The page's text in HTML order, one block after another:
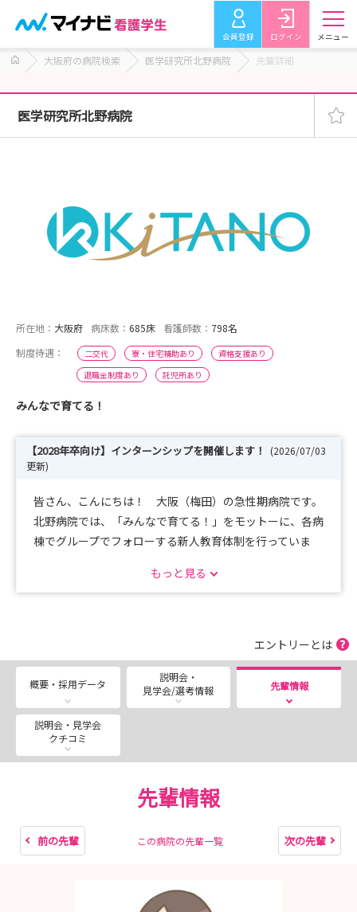
会員登録 ログイン メニュー
大阪府の病院検索 医学研究所北野病院 先輩詳細
医学研究所北野病院
所在地： 大阪府 病床数： 685床 看護師数： 798名
制度待遇：
二交代 寮・住宅補助あり
資格支援あり
退職金制度あり
託児所あり
みんなで育てる！
【2028年卒向け】インターンシップを開催します！
(2026/07/03
更新)
皆さん、こんにちは！ 大阪（梅田）の急性期病院です。
北野病院では、「みんなで育てる！」をモットーに、各病
棟でグループでフォローする新人教育体制を行っていま
1人の新人に対して複数の先輩がフォローすることで、ど
病床数685床の急性期病院ですので、正直にお伝えすると
忙しいですが、
その分いろんな経験を積むことが出来ると考えています。
【インターンシップ】
202８年4月採用の新卒看護師向けのインターンシップを
ご興味のある方は、説明会・見学会申込より日程をご確認
病棟見学・日常生活援助・処置を病棟看護師とペアで見
学・普段は立ち入れないOP室や救急部の見学・座談会な
もっと見る
エントリーとは
概要・採用データ
説明会・
見学会/選考情報
先輩情報
説明会・見学会
クチコミ
先輩情報
前の先輩 この病院の先輩一覧 次の先輩